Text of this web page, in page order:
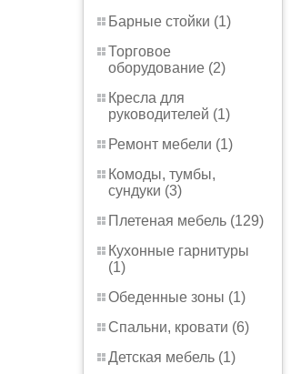
Барные стойки (1)
Торговое
оборудование (2)
Кресла для
руководителей (1)
Ремонт мебели (1)
Комоды, тумбы,
сундуки (3)
Плетеная мебель (129)
Кухонные гарнитуры
(1)
Обеденные зоны (1)
Спальни, кровати (6)
Детская мебель (1)